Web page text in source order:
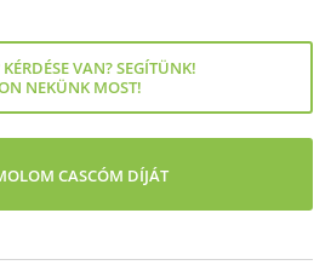
VAN? SEGÍTÜNK!
NEKÜNK MOST!
CASCÓM DÍJÁT